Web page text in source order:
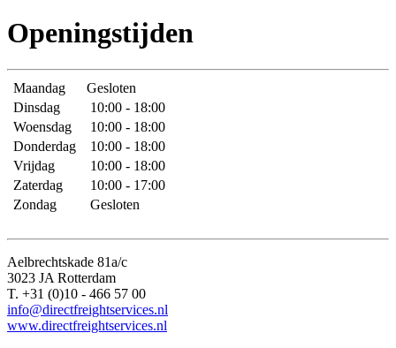
Openingstijden
Maandag
Gesloten
Dinsdag
10:00 - 18:00
Woensdag
10:00 - 18:00
Donderdag
10:00 - 18:00
Vrijdag
10:00 - 18:00
Zaterdag
10:00 - 17:00
Zondag
Gesloten
Aelbrechtskade 81a/c
3023 JA Rotterdam
T. +31 (0)10 - 466 57 00
info@directfreightservices.nl
www.directfreightservices.nl